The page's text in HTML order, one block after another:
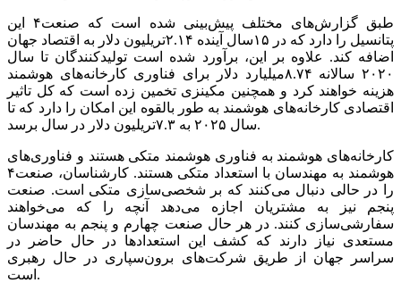
طبق‌‌‌ گزارش‌های مختلف‌‌‌ پیش‌بینی‌‌‌ شده است‌‌‌ که‌‌‌ صنعت۴‌‌‌ این‌‌‌
پتانسیل‌‌‌ را دارد که‌‌‌ در ١۵سال آینده ۲.۱۴تریلیون دلار به‌‌‌ اقتصاد جهان
اضافه‌‌‌ کند. علاوه بر این‌‌‌، برآورد شده است‌‌‌ تولیدکنندگان تا سال
٢٠٢٠ سالانه‌‌‌ ۸.۷۴میلیارد دلار برای فناوری کارخانه‌‌‌های هوشمند
هزینه‌‌‌ خواهند کرد و همچنین‌‌‌ مکینزی تخمین‌‌‌ زده است‌‌‌ که‌‌‌ کل‌‌‌ تاثیر
اقتصادی کارخانه‌‌‌های هوشمند به‌‌‌ طور بالقوه این‌‌‌ امکان را دارد که‌‌‌ تا
سال ٢٠٢۵ به‌‌‌ ۷.۳تریلیون دلار در سال برسد.
کارخانه‌‌‌های هوشمند به‌‌‌ فناوری هوشمند متکی‌‌‌ هستند و فناوری‌های
هوشمند به‌‌‌ مهندسان با استعداد متکی‌‌‌ هستند. کارشناسان، صنعت‌‌‌۴
را در حالی‌‌‌ دنبال می‌کنند که‌‌‌ بر شخصی‌‌‌سازی متکی‌‌‌ است‌‌‌. صنعت‌‌‌
پنجم‌‌‌ نیز به‌‌‌ مشتریان اجازه می‌دهد آنچه‌‌‌ را که‌‌‌ می‌خواهند
سفارشی‌‌‌سازی کنند. در هر حال صنعت‌‌‌ چهارم و پنجم‌‌‌ به‌‌‌ مهندسان
مستعدی نیاز دارند که‌‌‌ کشف‌‌‌ این‌‌‌ استعدادها در حال حاضر در
سراسر جهان از طریق‌‌‌ شرکت‌های برون‌سپاری در حال رهبری
است‌‌‌.